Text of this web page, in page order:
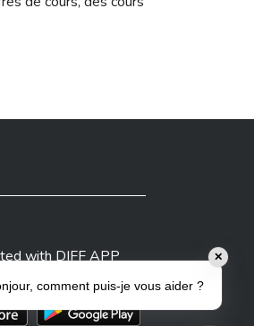
with DIFF APP
sur l'App Store
Téléchargez l'app sur Play Store
✕
comment puis-je vous aider ?